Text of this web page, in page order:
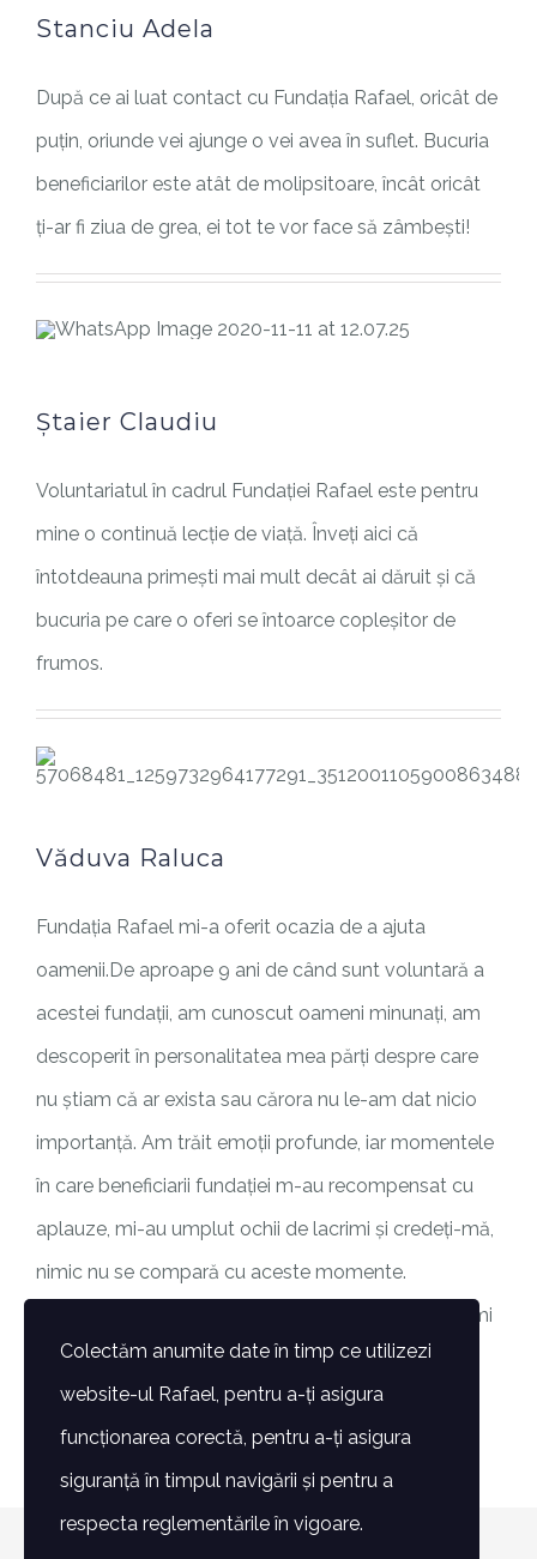
Stanciu Adela
După ce ai luat contact cu Fundația Rafael, oricât de
puțin, oriunde vei ajunge o vei avea în suflet. Bucuria
beneficiarilor este atât de molipsitoare, încât oricât
ți-ar fi ziua de grea, ei tot te vor face să zâmbești!
Ștaier Claudiu
Voluntariatul în cadrul Fundației Rafael este pentru
mine o continuă lecție de viață. Înveți aici că
întotdeauna primești mai mult decât ai dăruit și că
bucuria pe care o oferi se întoarce copleșitor de
frumos.
Văduva Raluca
Fundația Rafael mi-a oferit ocazia de a ajuta
oamenii.De aproape 9 ani de când sunt voluntară a
acestei fundații, am cunoscut oameni minunați, am
descoperit în personalitatea mea părți despre care
nu știam că ar exista sau cărora nu le-am dat nicio
importanță. Am trăit emoții profunde, iar momentele
în care beneficiarii fundației m-au recompensat cu
aplauze, mi-au umplut ochii de lacrimi și credeți-mă,
nimic nu se compară cu aceste momente.
Vă mulțumesc oameni dragi și frumoși pentru că îmi
permiteți să fac parte din această familie.
Mereu aproape de voi!
Colectăm anumite date în timp ce utilizezi
website-ul Rafael, pentru a-ți asigura
funcționarea corectă, pentru a-ți asigura
siguranță în timpul navigării și pentru a
respecta reglementările în vigoare.